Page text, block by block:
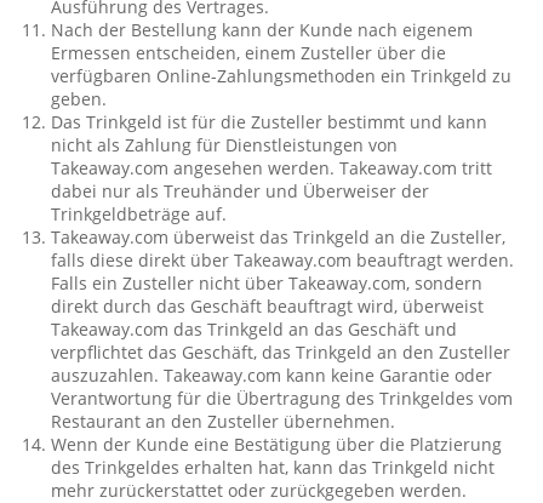
Ausführung des Vertrages.
Nach der Bestellung kann der Kunde nach eigenem
Ermessen entscheiden, einem Zusteller über die
verfügbaren Online-Zahlungsmethoden ein Trinkgeld zu
geben.
Das Trinkgeld ist für die Zusteller bestimmt und kann
nicht als Zahlung für Dienstleistungen von
Takeaway.com angesehen werden. Takeaway.com tritt
dabei nur als Treuhänder und Überweiser der
Trinkgeldbeträge auf.
Takeaway.com überweist das Trinkgeld an die Zusteller,
falls diese direkt über Takeaway.com beauftragt werden.
Falls ein Zusteller nicht über Takeaway.com, sondern
direkt durch das Geschäft beauftragt wird, überweist
Takeaway.com das Trinkgeld an das Geschäft und
verpflichtet das Geschäft, das Trinkgeld an den Zusteller
auszuzahlen. Takeaway.com kann keine Garantie oder
Verantwortung für die Übertragung des Trinkgeldes vom
Restaurant an den Zusteller übernehmen.
Wenn der Kunde eine Bestätigung über die Platzierung
des Trinkgeldes erhalten hat, kann das Trinkgeld nicht
mehr zurückerstattet oder zurückgegeben werden.